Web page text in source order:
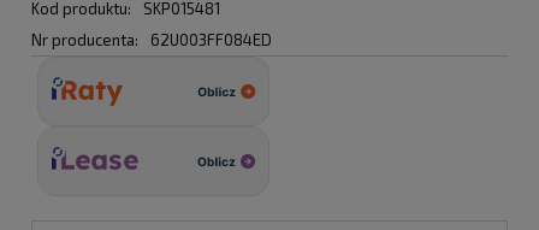
Kod produktu:
SKP015481
Nr producenta:
62U003FF084ED